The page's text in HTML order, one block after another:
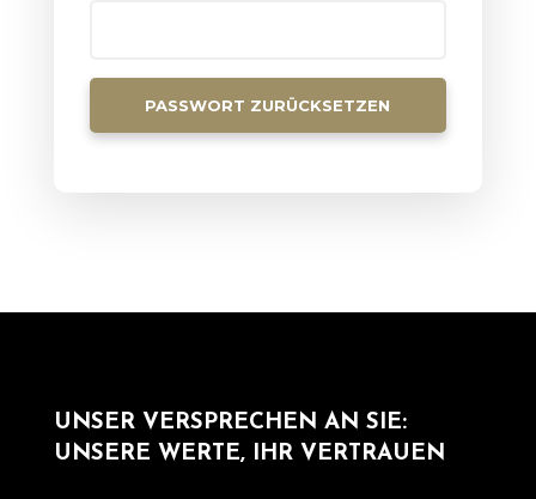
PASSWORT ZURÜCKSETZEN
UNSER VERSPRECHEN AN SIE:
UNSERE WERTE, IHR VERTRAUEN